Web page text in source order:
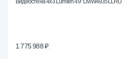
Видеостена 4x3 Lumien 49" LMW4935LLRU
1 775 988 ₽